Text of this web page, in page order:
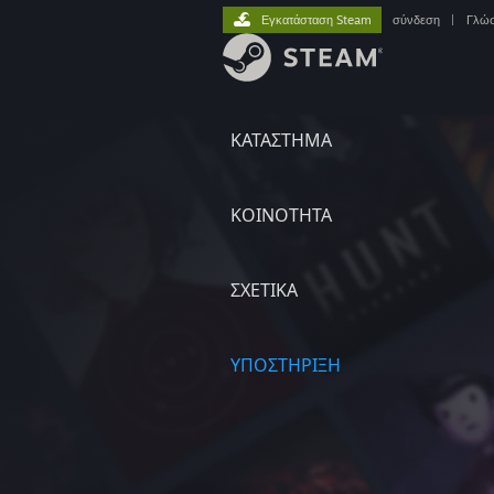
ΚΑΤΑΣΤΗΜΑ
ΚΟΙΝΟΤΗΤΑ
ΣΧΕΤΙΚΆ
ΥΠΟΣΤΗΡΙΞΗ
Εγκατάσταση Steam σύνδεση